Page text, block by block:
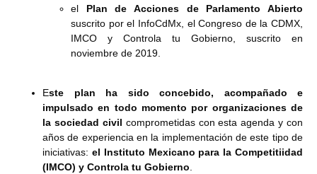
el Plan de Acciones de Parlamento Abierto
suscrito por el InfoCdMx, el Congreso de la CDMX,
IMCO y Controla tu Gobierno, suscrito en
noviembre de 2019.
Este plan ha sido concebido, acompañado e
impulsado en todo momento por organizaciones de
la sociedad civil comprometidas con esta agenda y con
años de experiencia en la implementación de este tipo de
iniciativas: el Instituto Mexicano para la Competitiidad
(IMCO) y Controla tu Gobierno.